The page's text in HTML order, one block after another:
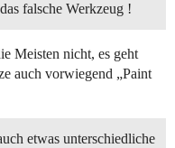
falsche Werkzeug !
Meisten nicht, es geht
auch vorwiegend „Paint
etwas unterschiedliche